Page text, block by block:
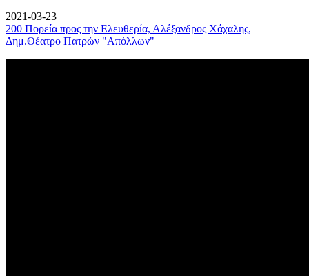
2021-03-23
200 Πορεία προς την Ελευθερία, Αλέξανδρος Χάχαλης,
Δημ.Θέατρο Πατρών "Απόλλων"